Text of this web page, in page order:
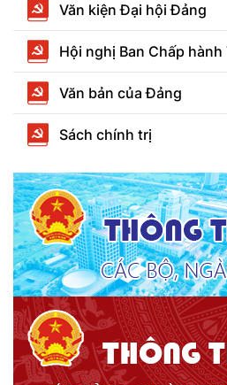
Văn kiện Đại hội Đảng
Hội nghị Ban Chấp
Văn bản của Đảng
Sách chính trị